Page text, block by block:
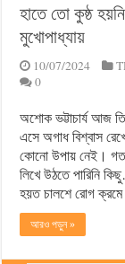
হাতে তো কুষ্ঠ
মুখোপাধ্যায়
10/07/2024
0
অশোক ভট্টাচার্য আজ
এসে অগাধ বিশ্বাস
কোনো উপায় নেই। গত
লিখে উঠতে পারিনি
হয়ত চালশে রোগ
আরও পড়ুন »